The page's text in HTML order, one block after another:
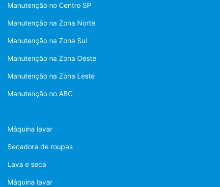
Manutenção no Centro SP
Manutenção na Zona Norte
Manutenção na Zona Sul
Manutenção na Zona Oeste
Manutenção na Zona Leste
Manutenção no ABC
Máquina lavar
Secadora de roupas
Lava e seca
Máquina lavar